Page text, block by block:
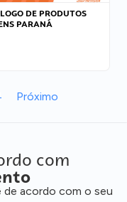
DE PRODUTOS
PARANÁ
Próximo
com
de acordo com o seu